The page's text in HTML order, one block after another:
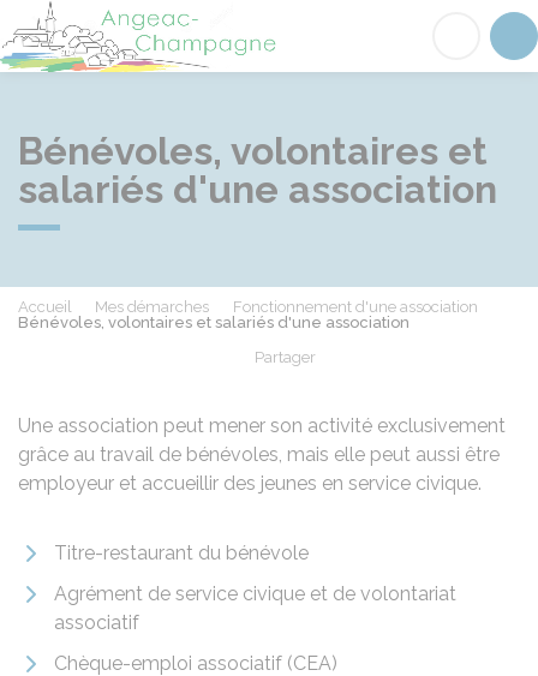
Angeac-Champagne
Bénévoles, volontaires et
salariés d'une association
Accueil Mes démarches
Fonctionnement d'une association
Bénévoles, volontaires et salariés d'une association
Partager
Une association peut mener son activité exclusivement
grâce au travail de bénévoles, mais elle peut aussi être
employeur et accueillir des jeunes en service civique.
Titre-restaurant du bénévole
Agrément de service civique et de volontariat
associatif
Chèque-emploi associatif (CEA)